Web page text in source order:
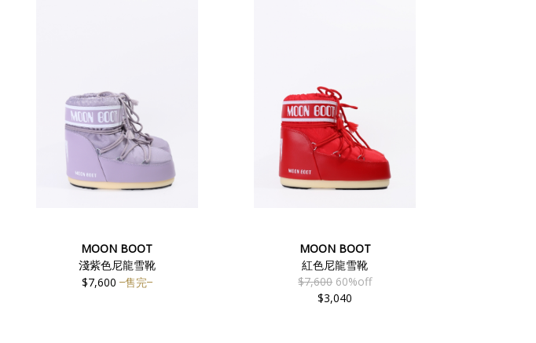
MOON BOOT
淺紫色尼龍雪靴
$7,600
售完
MOON BOOT
紅色尼龍雪靴
$7,600 60%off
$3,040